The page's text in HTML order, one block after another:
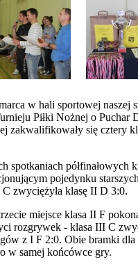
w hali sportowej naszej
Piłki Nożnej o Puchar
zakwalifikowały się cztery
spotkaniach półfinałowych
pojedynku
zwyciężyła klasę II D 3:0.
miejsce klasa II F
rozgrywek - klasa III C
z I F 2:0. Obie bramki dla
w samej końcówce gry.